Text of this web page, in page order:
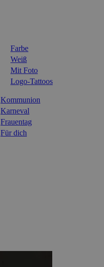
Farbe
Weiß
Mit Foto
Logo-Tattoos
Kommunion
Karneval
Frauentag
Für dich